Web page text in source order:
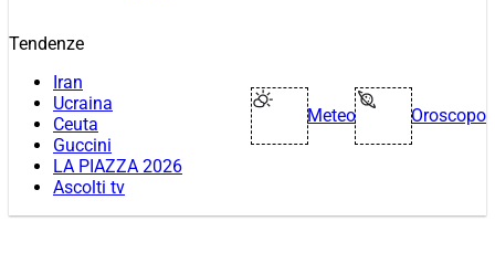
Tendenze
Iran
Ucraina
Ceuta
Guccini
LA PIAZZA 2026
Ascolti tv
Meteo Oroscopo